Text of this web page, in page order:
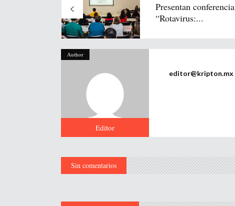
Presentan conferencia
“Rotavirus:...
Author
Editor
editor@kripton.mx
Sin comentarios